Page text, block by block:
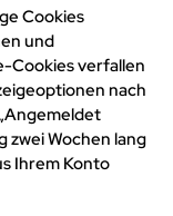
Cookies
und
Cookies verfallen
nach
zwei Wochen lang
Ihrem Konto